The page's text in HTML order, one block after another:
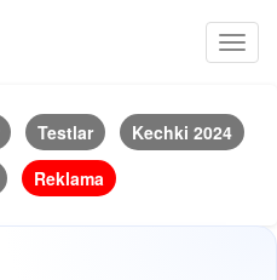
Testlar
Kechki 2024
Reklama